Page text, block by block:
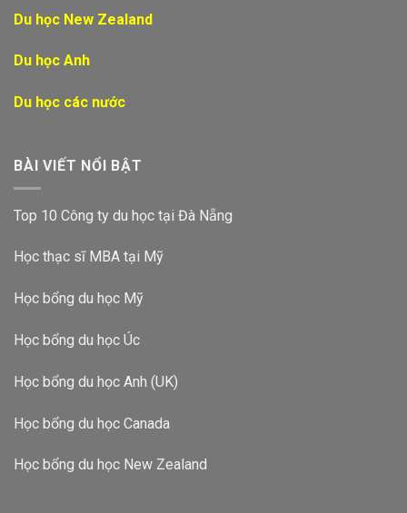
Du học New Zealand
Du học Anh
Du học các nước
BÀI VIẾT NỔI BẬT
Top 10 Công ty du học tại Đà Nẵng
Học thạc sĩ MBA tại Mỹ
Học bổng du học Mỹ
Học bổng du học Úc
Học bổng du học Anh (UK)
Học bổng du học Canada
Học bổng du học New Zealand